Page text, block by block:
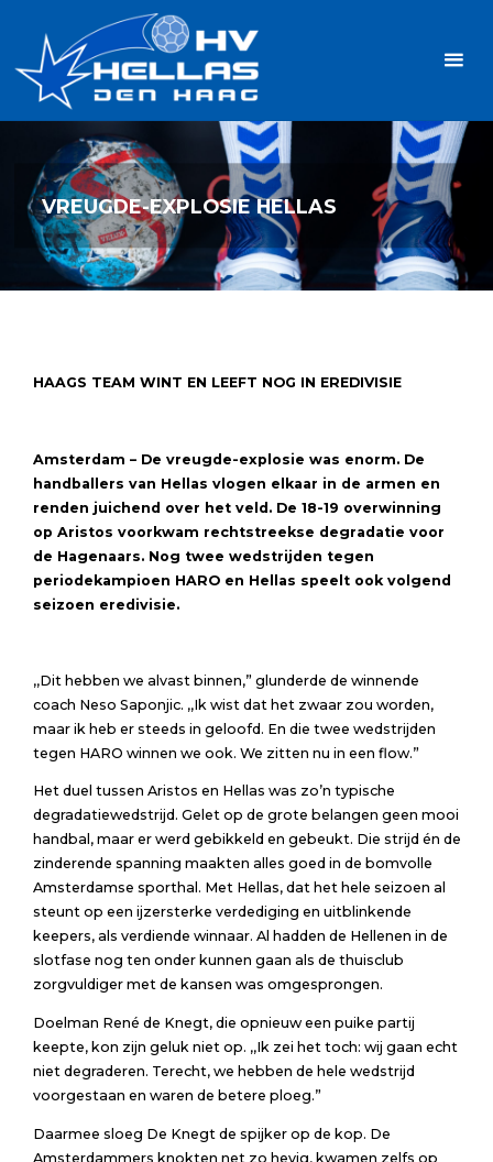
inhoud
VREUGDE-EXPLOSIE HELLAS
HAAGS TEAM WINT EN LEEFT NOG IN EREDIVISIE
Amsterdam – De vreugde-explosie was enorm. De
handballers van Hellas vlogen elkaar in de armen en
renden juichend over het veld. De 18-19 overwinning
op Aristos voorkwam rechtstreekse degradatie voor
de Hagenaars. Nog twee wedstrijden tegen
periodekampioen HARO en Hellas speelt ook volgend
seizoen eredivisie.
,,Dit hebben we alvast binnen,” glunderde de winnende
coach Neso Saponjic. ,,Ik wist dat het zwaar zou worden,
maar ik heb er steeds in geloofd. En die twee wedstrijden
tegen HARO winnen we ook. We zitten nu in een flow.”
Het duel tussen Aristos en Hellas was zo’n typische
degradatiewedstrijd. Gelet op de grote belangen geen mooi
handbal, maar er werd gebikkeld en gebeukt. Die strijd én de
zinderende spanning maakten alles goed in de bomvolle
Amsterdamse sporthal. Met Hellas, dat het hele seizoen al
steunt op een ijzersterke verdediging en uitblinkende
keepers, als verdiende winnaar. Al hadden de Hellenen in de
slotfase nog ten onder kunnen gaan als de thuisclub
zorgvuldiger met de kansen was omgesprongen.
Doelman René de Knegt, die opnieuw een puike partij
keepte, kon zijn geluk niet op. ,,Ik zei het toch: wij gaan echt
niet degraderen. Terecht, we hebben de hele wedstrijd
voorgestaan en waren de betere ploeg.”
Daarmee sloeg De Knegt de spijker op de kop. De
Amsterdammers knokten net zo hevig, kwamen zelfs op